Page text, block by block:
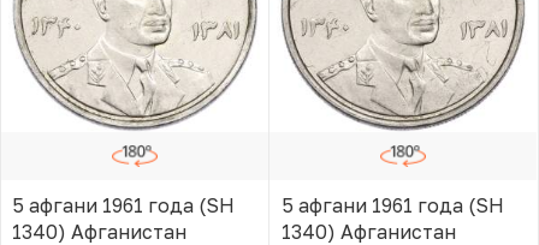
5 афгани 1961 года (SH
1340) Афганистан
5 афгани 1961 года (SH
1340) Афганистан